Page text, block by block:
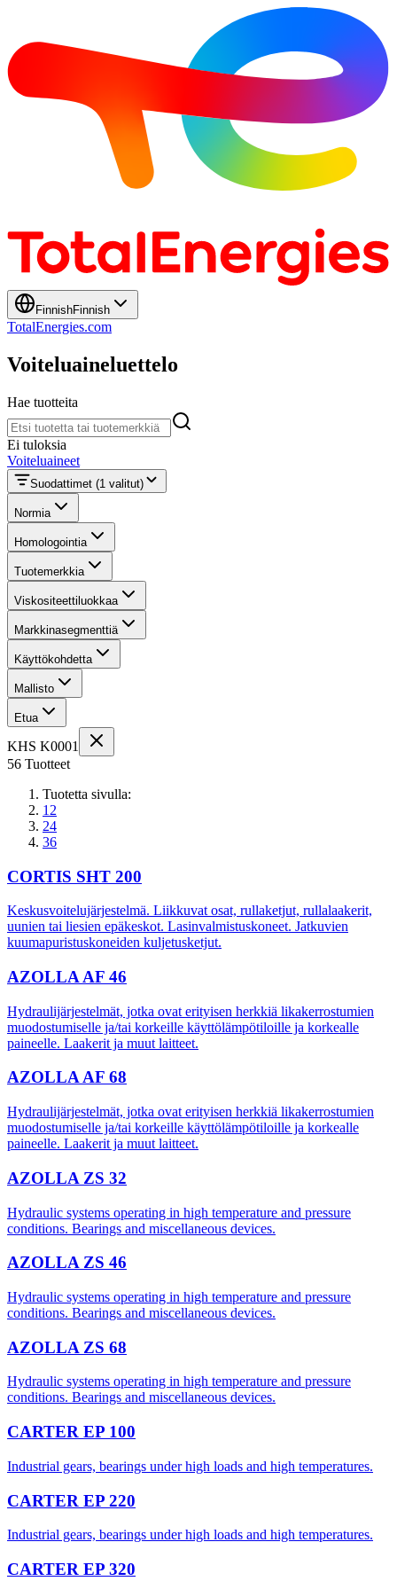
FinnishFinnish
TotalEnergies.com
Voiteluaineluettelo
Hae tuotteita
Hae tuotteita
Ei tuloksia
Voiteluaineet
Suodattimet (1 valitut)
Normia
Homologointia
Tuotemerkkia
Viskositeettiluokkaa
Markkinasegmenttiä
Käyttökohdetta
Mallisto
Etua
KHS K0001
56 Tuotteet
Tuotetta sivulla:
12
24
36
CORTIS SHT 200
Keskusvoitelujärjestelmä. Liikkuvat osat, rullaketjut, rullalaakerit,
uunien tai liesien epäkeskot. Lasinvalmistuskoneet. Jatkuvien
kuumapuristuskoneiden kuljetusketjut.
AZOLLA AF 46
Hydraulijärjestelmät, jotka ovat erityisen herkkiä likakerrostumien
muodostumiselle ja/tai korkeille käyttölämpötiloille ja korkealle
paineelle. Laakerit ja muut laitteet.
AZOLLA AF 68
Hydraulijärjestelmät, jotka ovat erityisen herkkiä likakerrostumien
muodostumiselle ja/tai korkeille käyttölämpötiloille ja korkealle
paineelle. Laakerit ja muut laitteet.
AZOLLA ZS 32
Hydraulic systems operating in high temperature and pressure
conditions. Bearings and miscellaneous devices.
AZOLLA ZS 46
Hydraulic systems operating in high temperature and pressure
conditions. Bearings and miscellaneous devices.
AZOLLA ZS 68
Hydraulic systems operating in high temperature and pressure
conditions. Bearings and miscellaneous devices.
CARTER EP 100
Industrial gears, bearings under high loads and high temperatures.
CARTER EP 220
Industrial gears, bearings under high loads and high temperatures.
CARTER EP 320